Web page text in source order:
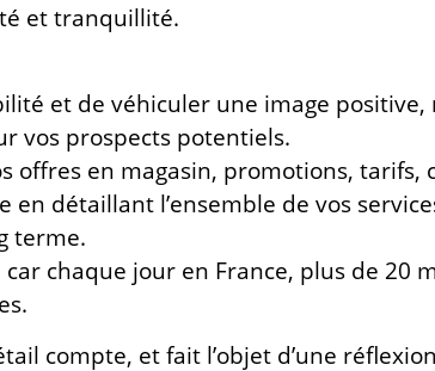
et tranquillité.
et de véhiculer une image
vos prospects potentiels.
offres en magasin, promotions, tarifs,
détaillant l’ensemble de vos
terme.
chaque jour en France, plus de 20
compte, et fait l’objet d’une